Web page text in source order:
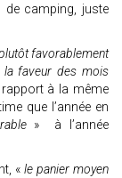
de camping, juste
favorablement
faveur des mois
à la même
que l’année en
» à l’année
« le panier moyen